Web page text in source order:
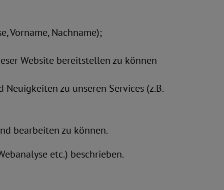
Vorname, Nachname);
Website bereitstellen zu können
zu unseren Services (z.B.
bearbeiten zu können.
etc.) beschrieben.